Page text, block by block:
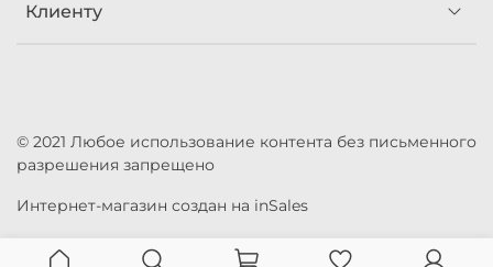
Клиенту
© 2021 Любое использование контента без письменного
разрешения запрещено
Интернет-магазин создан на inSales